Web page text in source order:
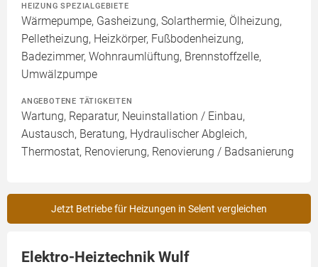
HEIZUNG SPEZIALGEBIETE
Wärmepumpe, Gasheizung, Solarthermie, Ölheizung,
Pelletheizung, Heizkörper, Fußbodenheizung,
Badezimmer, Wohnraumlüftung, Brennstoffzelle,
Umwälzpumpe
ANGEBOTENE TÄTIGKEITEN
Wartung, Reparatur, Neuinstallation / Einbau,
Austausch, Beratung, Hydraulischer Abgleich,
Thermostat, Renovierung, Renovierung / Badsanierung
Jetzt Betriebe für Heizungen in Selent vergleichen
Elektro-Heiztechnik Wulf